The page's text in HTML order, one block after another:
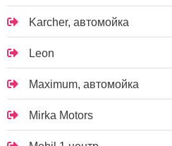
Karcher, автомойка
Leon
Maximum, автомойка
Mirka Motors